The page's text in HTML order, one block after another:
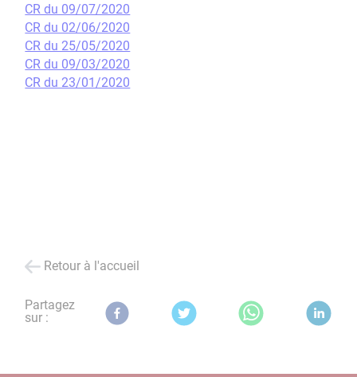
CR du 09/07/2020
CR du 02/06/2020
CR du 25/05/2020
CR du 09/03/2020
CR du 23/01/2020
Retour à l'accueil
Partagez
sur :